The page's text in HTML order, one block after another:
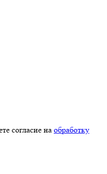
согласие на обработку